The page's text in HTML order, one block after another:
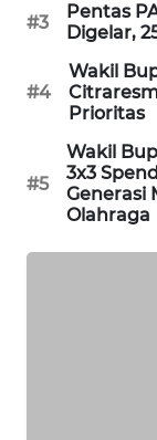
#3
Pentas
Digelar,
#4
Wakil
Prioritas
#5
Wakil
3x3
Generasi
Olahraga
BERKAT
BERAMPU
ANUGERAH
NEWS